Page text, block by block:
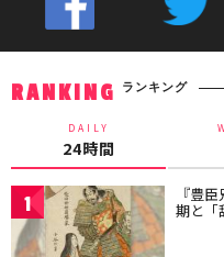
RANKING ランキング
DAILY
24時間
1 『豊
期と「